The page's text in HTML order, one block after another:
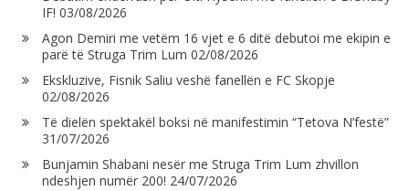
IF! 03/08/2026
Agon Demiri me vetëm 16 vjet e 6 ditë debutoi me ekipin e
parë të Struga Trim Lum 02/08/2026
Ekskluzive, Fisnik Saliu veshë fanellën e FC Skopje
02/08/2026
Të dielën spektakël boksi në manifestimin “Tetova N’festë”
31/07/2026
Bunjamin Shabani nesër me Struga Trim Lum zhvillon
ndeshjen numër 200! 24/07/2026